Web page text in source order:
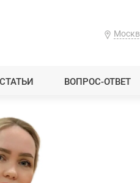
СТАТЬИ ВОПРОС-ОТВЕТ